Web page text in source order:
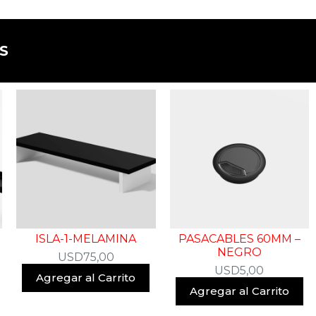
ISLA-1-MELAMINA
USD75,00
Agregar al Carrito
PASACABLES 60MM –
NEGRO
USD5,00
Agregar al Carrito